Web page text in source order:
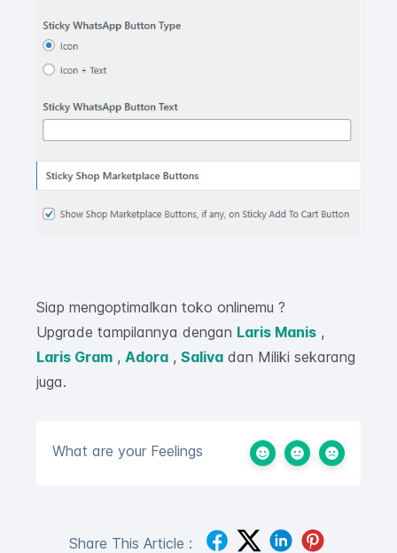
Siap mengoptimalkan toko onlinemu ?
Upgrade tampilannya dengan Laris Manis ,
Laris Gram , Adora , Saliva dan Miliki sekarang
juga.
What are your Feelings
Share This Article :